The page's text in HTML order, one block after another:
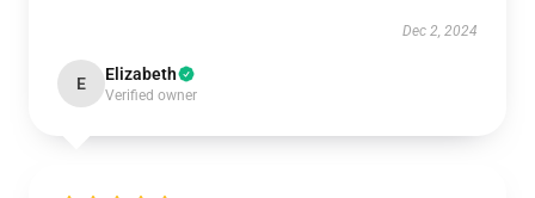
Dec 2, 2024
E Elizabeth
Verified owner